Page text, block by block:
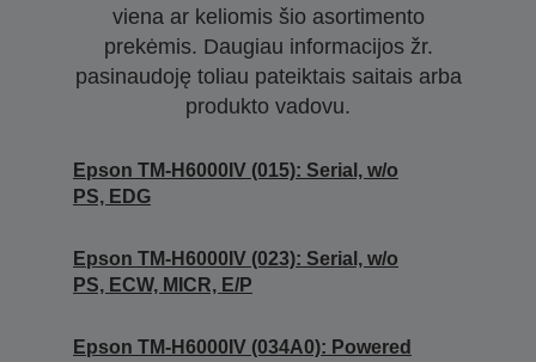
viena ar keliomis šio asortimento
prekėmis. Daugiau informacijos žr.
pasinaudoję toliau pateiktais saitais arba
produkto vadovu.
Epson TM-H6000IV (015): Serial, w/o
PS, EDG
Epson TM-H6000IV (023): Serial, w/o
PS, ECW, MICR, E/P
Epson TM-H6000IV (034A0): Powered